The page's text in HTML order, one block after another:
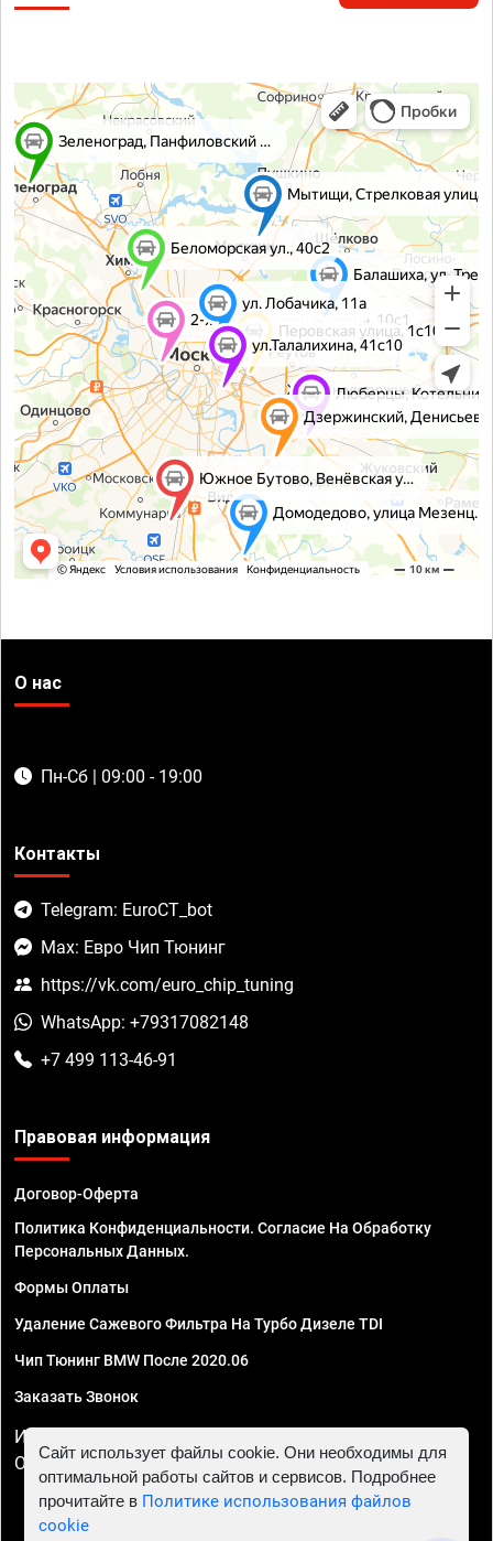
О нас
Пн-Сб | 09:00 - 19:00
Контакты
Telegram: EuroCT_bot
Max: Евро Чип Тюнинг
https://vk.com/euro_chip_tuning
WhatsApp: +79317082148
+7 499 113-46-91
Правовая информация
Договор-Оферта
Политика Конфиденциальности. Согласие На Обработку
Персональных Данных.
Формы Оплаты
Удаление Сажевого Фильтра На Турбо Дизеле TDI
Чип Тюнинг BMW После 2020.06
Заказать Звонок
ИП Смирнов Георгий Павлович. ИНН 781302555843,
ОГРНИП 324470400032610
Сайт использует файлы cookie. Они необходимы для
оптимальной работы сайтов и сервисов. Подробнее
прочитайте в Политике использования файлов
cookie